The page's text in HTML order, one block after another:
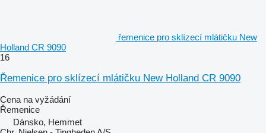
řemenice pro sklízecí mlátičku New
Holland CR 9090
16
Řemenice pro sklízecí mlátičku New Holland CR 9090
Cena na vyžádání
Řemenice
Dánsko, Hemmet